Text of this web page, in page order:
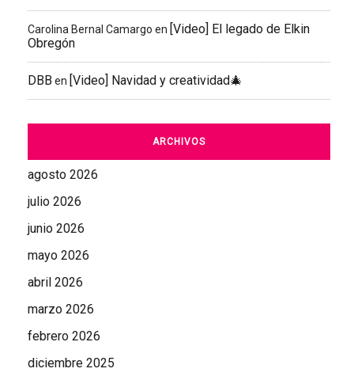
Carolina Bernal Camargo en [Video] El legado de Elkin
Obregón
DBB en [Video] Navidad y creatividad🎄
ARCHIVOS
agosto 2026
julio 2026
junio 2026
mayo 2026
abril 2026
marzo 2026
febrero 2026
diciembre 2025